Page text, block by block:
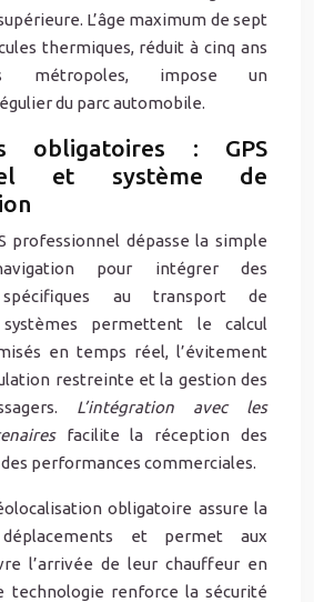
L’âge maximum de sept
thermiques, réduit à cinq ans
métropoles, impose un
du parc automobile.
obligatoires : GPS
et système de
professionnel dépasse la simple
pour intégrer des
spécifiques au transport de
systèmes permettent le calcul
en temps réel, l’évitement
restreinte et la gestion des
L’intégration avec les
facilite la réception des
performances commerciales.
obligatoire assure la
et permet aux
l’arrivée de leur chauffeur en
technologie renforce la sécurité